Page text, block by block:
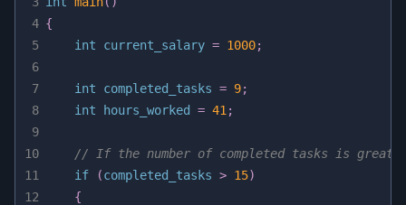
4
5
6
7
8
9
10
11
12
{
int current_salary = 1000;
int completed_tasks = 9;
int hours_worked = 41 ;
// If the number of completed tasks is
if
(completed_tasks > 15)
{